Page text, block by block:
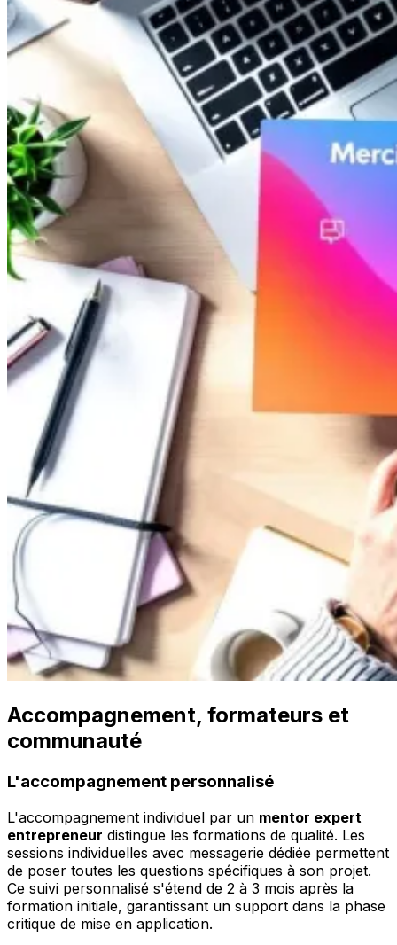
Accompagnement, formateurs et
communauté
L'accompagnement personnalisé
L'accompagnement individuel par un mentor expert
entrepreneur distingue les formations de qualité. Les
sessions individuelles avec messagerie dédiée permettent
de poser toutes les questions spécifiques à son projet.
Ce suivi personnalisé s'étend de 2 à 3 mois après la
formation initiale, garantissant un support dans la phase
critique de mise en application.